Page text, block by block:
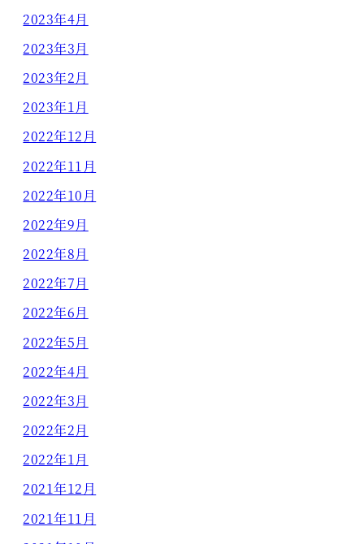
2023年4月
2023年3月
2023年2月
2023年1月
2022年12月
2022年11月
2022年10月
2022年9月
2022年8月
2022年7月
2022年6月
2022年5月
2022年4月
2022年3月
2022年2月
2022年1月
2021年12月
2021年11月